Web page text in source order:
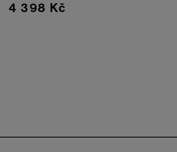
4 398 Kč